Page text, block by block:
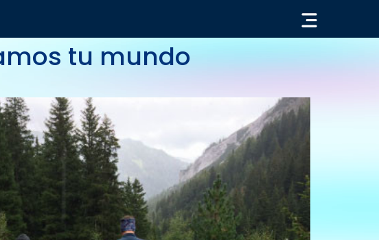
« VOLVER
tu mundo